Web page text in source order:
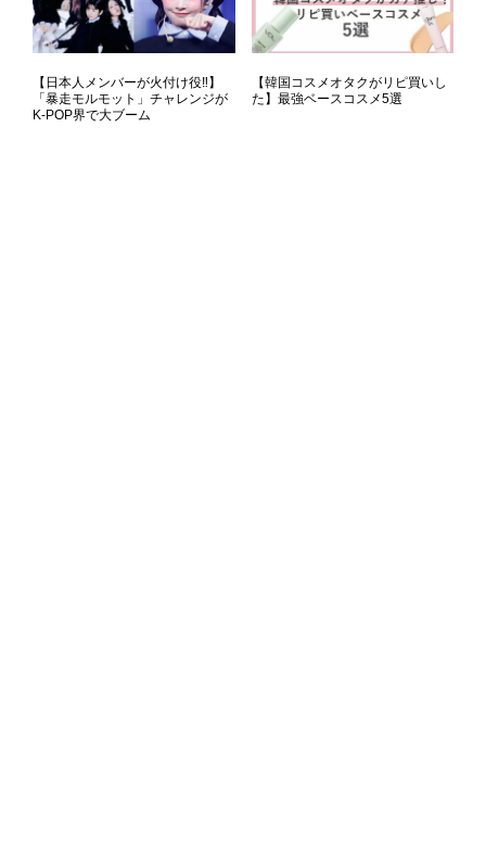
【日本人メンバーが火付け役‼】
「暴走モルモット」チャレンジが
K-POP界で大ブーム
【韓国コスメオタクがリピ買いし
た】最強ベースコスメ5選